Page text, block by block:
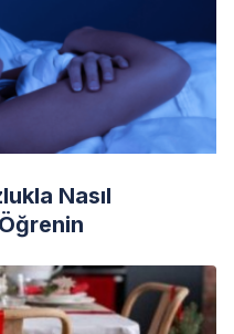
Nasıl